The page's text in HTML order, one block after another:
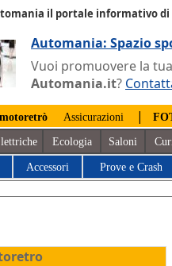
il portale informativo
Automania: Spazio
Vuoi promuovere la
Automania.it?
Assicurazioni |
Ecologia Saloni
Accessori Prove e Crash